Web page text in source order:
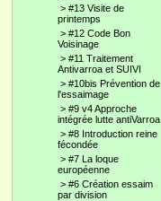
> #13 Visite de
printemps
> #12 Code Bon
Voisinage
> #11 Traitement
Antivarroa et SUIVI
> #10bis Prévention de
l'essaimage
> #9 v4 Approche
intégrée lutte antiVarroa
> #8 Introduction reine
fécondée
> #7 La loque
européenne
> #6 Création essaim
par division